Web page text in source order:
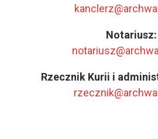
Notariusz:
Rzecznik Kurii i